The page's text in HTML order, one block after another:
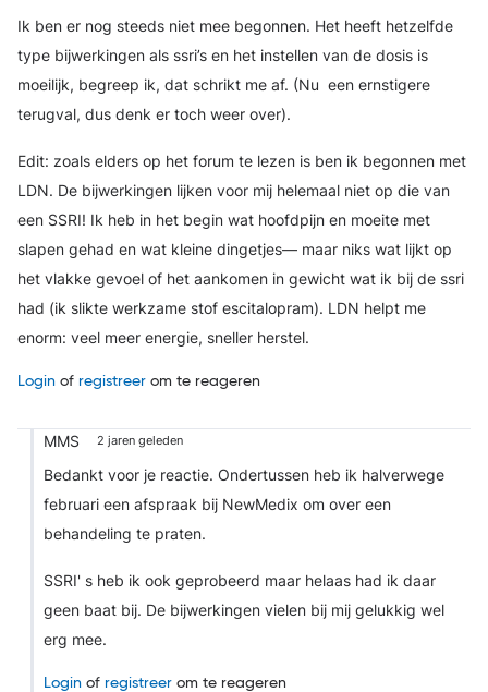
Ik ben er nog steeds niet mee begonnen. Het heeft hetzelfde
type bijwerkingen als ssri’s en het instellen van de dosis is
moeilijk, begreep ik, dat schrikt me af. (Nu een ernstigere
terugval, dus denk er toch weer over).
Edit: zoals elders op het forum te lezen is ben ik begonnen met
LDN. De bijwerkingen lijken voor mij helemaal niet op die van
een SSRI! Ik heb in het begin wat hoofdpijn en moeite met
slapen gehad en wat kleine dingetjes— maar niks wat lijkt op
het vlakke gevoel of het aankomen in gewicht wat ik bij de ssri
had (ik slikte werkzame stof escitalopram). LDN helpt me
enorm: veel meer energie, sneller herstel.
Login of registreer om te reageren
MMS 2 jaren geleden
Bedankt voor je reactie. Ondertussen heb ik halverwege
februari een afspraak bij NewMedix om over een
behandeling te praten.
SSRI' s heb ik ook geprobeerd maar helaas had ik daar
geen baat bij. De bijwerkingen vielen bij mij gelukkig wel
erg mee.
Login of registreer om te reageren